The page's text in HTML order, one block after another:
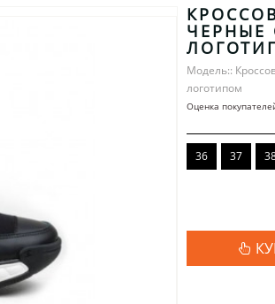
ЧЕРНЫЕ
Модель::
логотипом
Оценка
36 37